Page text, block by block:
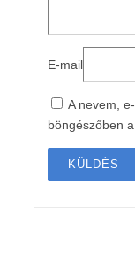
E-mail
A nevem,
böngészőben